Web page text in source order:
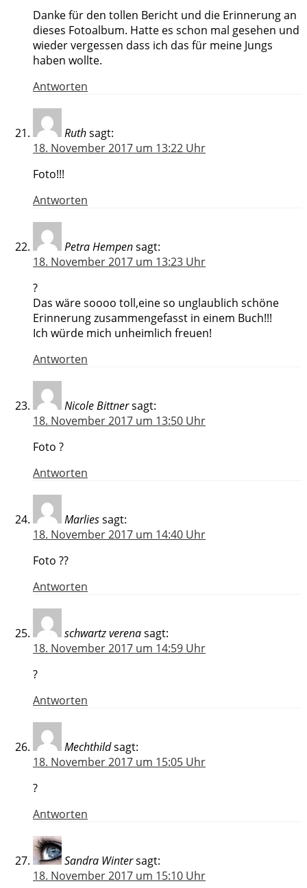
Danke für den tollen Bericht und die Erinnerung an
dieses Fotoalbum. Hatte es schon mal gesehen und
wieder vergessen dass ich das für meine Jungs
haben wollte.
Antworten
Ruthsagt:
18. November 2017 um 13:22 Uhr
Foto!!!
Antworten
Petra Hempensagt:
18. November 2017 um 13:23 Uhr
?
Das wäre soooo toll,eine so unglaublich schöne
Erinnerung zusammengefasst in einem Buch!!!
Ich würde mich unheimlich freuen!
Antworten
Nicole Bittnersagt:
18. November 2017 um 13:50 Uhr
Foto ?
Antworten
Marliessagt:
18. November 2017 um 14:40 Uhr
Foto ??
Antworten
schwartz verenasagt:
18. November 2017 um 14:59 Uhr
?
Antworten
Mechthildsagt:
18. November 2017 um 15:05 Uhr
?
Antworten
Sandra Wintersagt:
18. November 2017 um 15:10 Uhr